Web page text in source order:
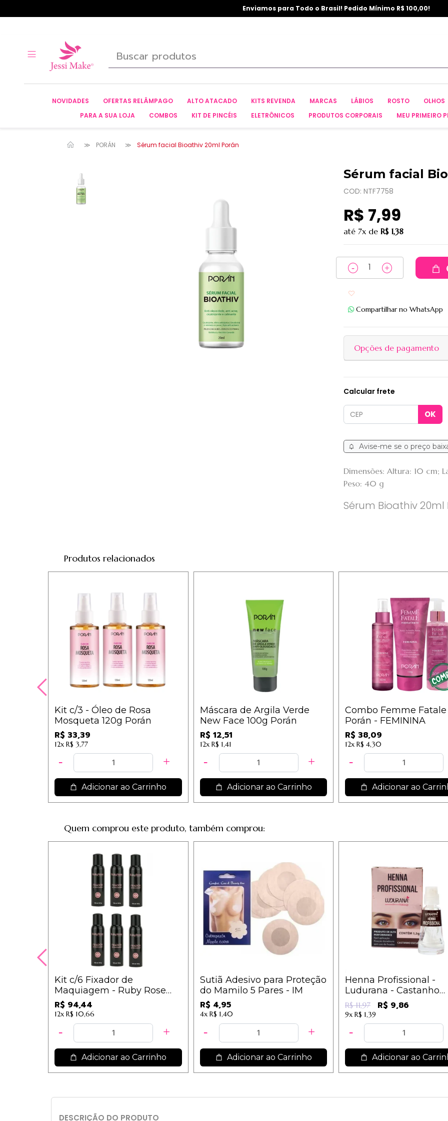
Enviamos para Todo o Brasil! Pedido Mínimo R$ 100,00!
NOVIDADES OFERTAS RELÂMPAGO ALTO ATACADO KITS REVENDA MARCAS LÁBIOS ROSTO OLHOS
PARA A SUA LOJA
COMBOS KIT DE PINCÉIS ELETRÔNICOS PRODUTOS CORPORAIS MEU PRIMEIRO
PORÁN Sérum facial Bioathiv 20ml Porán
Sérum facial
COD: NTF7758
R$ 7,99
até 7x de R$ 1,38
Compartilhar no WhatsApp
Opções de pagamento
Calcular frete
Avise-me se o preço
Dimensões: Altura: 10 cm;
Peso: 40 g
Sérum Bioathiv 20ml
Produtos relacionados
Kit c/3 - Óleo de Rosa
Mosqueta 120g Porán
R$ 33,39
12x R$ 3,77
Adicionar ao Carrinho
Máscara de Argila Verde
New Face 100g Porán
R$ 12,51
12x R$ 1,41
Adicionar ao Carrinho
Combo Femme Fatale
Porán - FEMININA
R$ 38,09
12x R$ 4,30
Adicionar ao
Quem comprou este produto, também comprou:
Kit c/6 Fixador de
Maquiagem - Ruby Rose
HB312
R$ 94,44
12x R$ 10,66
Adicionar ao Carrinho
Sutiã Adesivo para Proteção
do Mamilo 5 Pares - IM
R$ 4,95
4x R$ 1,40
Adicionar ao Carrinho
Henna Profissional -
Ludurana - Castanho
Escuro
R$ 11,97 R$ 9,86
9x R$ 1,39
Adicionar ao
DESCRIÇÃO DO PRODUTO